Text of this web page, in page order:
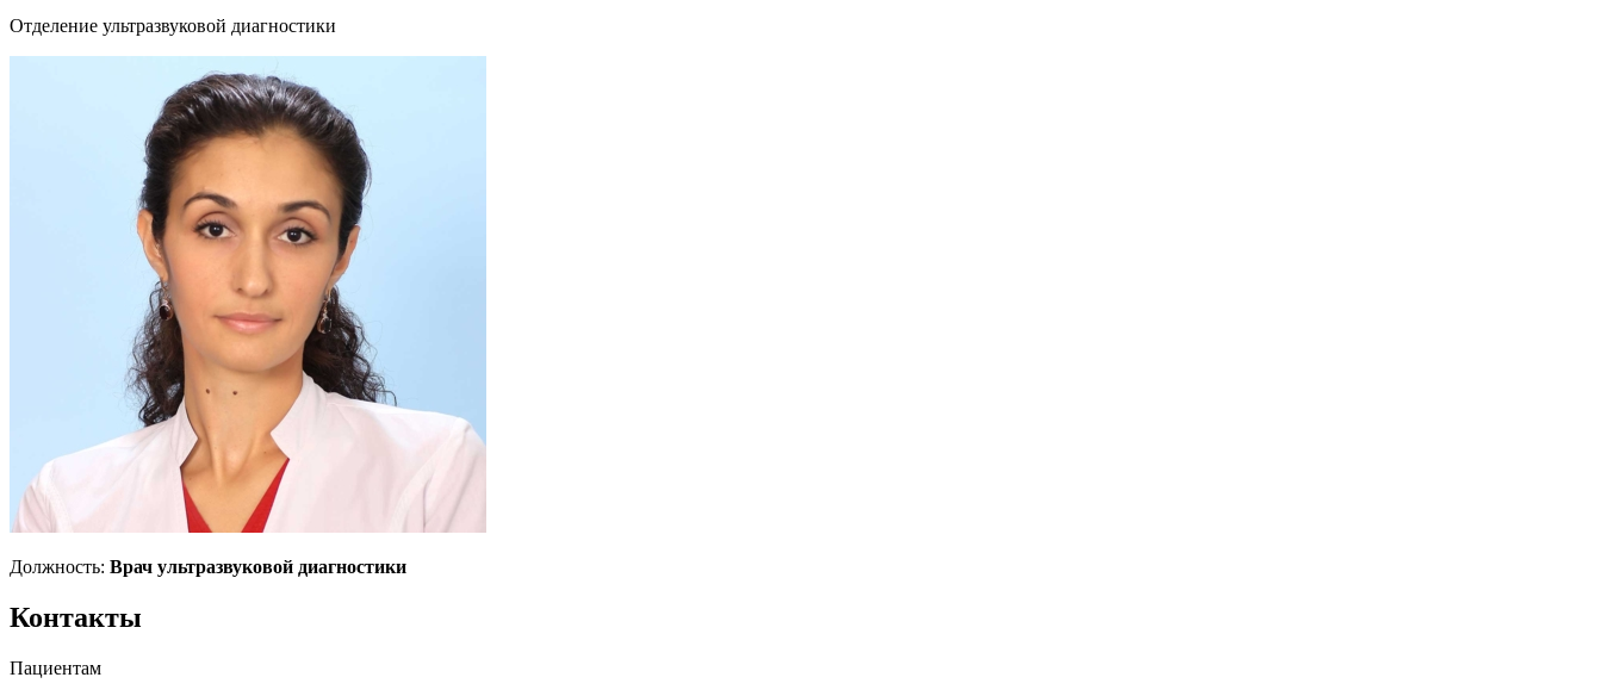
Отделение ультразвуковой диагностики
Должность: Врач ультразвуковой диагностики
Контакты
Пациентам